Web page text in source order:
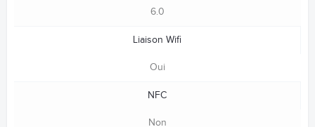
6.0
Liaison Wifi
Oui
NFC
Non